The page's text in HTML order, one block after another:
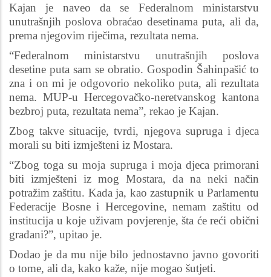
Kajan je naveo da se Federalnom ministarstvu
unutrašnjih poslova obraćao desetinama puta, ali da,
prema njegovim riječima, rezultata nema.
“Federalnom ministarstvu unutrašnjih poslova
desetine puta sam se obratio. Gospodin Šahinpašić to
zna i on mi je odgovorio nekoliko puta, ali rezultata
nema. MUP-u Hercegovačko-neretvanskog kantona
bezbroj puta, rezultata nema”, rekao je Kajan.
Zbog takve situacije, tvrdi, njegova supruga i djeca
morali su biti izmješteni iz Mostara.
“Zbog toga su moja supruga i moja djeca primorani
biti izmješteni iz mog Mostara, da na neki način
potražim zaštitu. Kada ja, kao zastupnik u Parlamentu
Federacije Bosne i Hercegovine, nemam zaštitu od
institucija u koje uživam povjerenje, šta će reći obični
građani?”, upitao je.
Dodao je da mu nije bilo jednostavno javno govoriti
o tome, ali da, kako kaže, nije mogao šutjeti.